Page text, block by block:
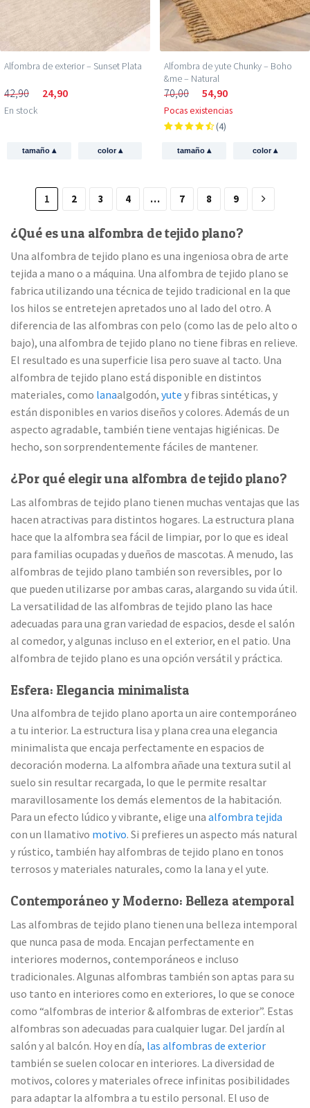
Alfombra de exterior – Sunset Plata
42,90 24,90
En stock
tamaño ▴ color▴
Alfombra de yute Chunky – Boho
&me – Natural
70,00 54,90
Pocas existencias
(4)
tamaño ▴ color▴
1 2 3 4 … 7 8 9
¿Qué es una alfombra de tejido plano?
Una alfombra de tejido plano es una ingeniosa obra de arte
tejida a mano o a máquina. Una alfombra de tejido plano se
fabrica utilizando una técnica de tejido tradicional en la que
los hilos se entretejen apretados uno al lado del otro. A
diferencia de las alfombras con pelo (como las de pelo alto o
bajo), una alfombra de tejido plano no tiene fibras en relieve.
El resultado es una superficie lisa pero suave al tacto. Una
alfombra de tejido plano está disponible en distintos
materiales, como lanaalgodón, yute y fibras sintéticas, y
están disponibles en varios diseños y colores. Además de un
aspecto agradable, también tiene ventajas higiénicas. De
hecho, son sorprendentemente fáciles de mantener.
¿Por qué elegir una alfombra de tejido plano?
Las alfombras de tejido plano tienen muchas ventajas que las
hacen atractivas para distintos hogares. La estructura plana
hace que la alfombra sea fácil de limpiar, por lo que es ideal
para familias ocupadas y dueños de mascotas. A menudo, las
alfombras de tejido plano también son reversibles, por lo
que pueden utilizarse por ambas caras, alargando su vida útil.
La versatilidad de las alfombras de tejido plano las hace
adecuadas para una gran variedad de espacios, desde el salón
al comedor, y algunas incluso en el exterior, en el patio. Una
alfombra de tejido plano es una opción versátil y práctica.
Esfera: Elegancia minimalista
Una alfombra de tejido plano aporta un aire contemporáneo
a tu interior. La estructura lisa y plana crea una elegancia
minimalista que encaja perfectamente en espacios de
decoración moderna. La alfombra añade una textura sutil al
suelo sin resultar recargada, lo que le permite resaltar
maravillosamente los demás elementos de la habitación.
Para un efecto lúdico y vibrante, elige una alfombra tejida
con un llamativo motivo. Si prefieres un aspecto más natural
y rústico, también hay alfombras de tejido plano en tonos
terrosos y materiales naturales, como la lana y el yute.
Contemporáneo y Moderno: Belleza atemporal
Las alfombras de tejido plano tienen una belleza intemporal
que nunca pasa de moda. Encajan perfectamente en
interiores modernos, contemporáneos e incluso
tradicionales. Algunas alfombras también son aptas para su
uso tanto en interiores como en exteriores, lo que se conoce
como “alfombras de interior & alfombras de exterior”. Estas
alfombras son adecuadas para cualquier lugar. Del jardín al
salón y al balcón. Hoy en día, las alfombras de exterior
también se suelen colocar en interiores. La diversidad de
motivos, colores y materiales ofrece infinitas posibilidades
para adaptar la alfombra a tu estilo personal. El uso de